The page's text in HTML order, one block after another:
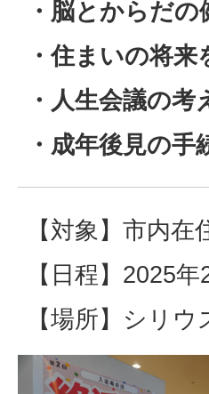
・脳とからだ
・住まいの将
・人生会議の
・成年後見の手
【対象】市内在
【日程】2025
【場所】シリ